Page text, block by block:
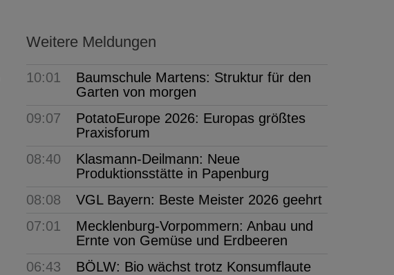
Weitere Meldungen
10:01
Baumschule Martens: Struktur für den
Garten von morgen
09:07
PotatoEurope 2026: Europas größtes
Praxisforum
08:40
Klasmann-Deilmann: Neue
Produktionsstätte in Papenburg
08:08
VGL Bayern: Beste Meister 2026 geehrt
07:01
Mecklenburg-Vorpommern: Anbau und
Ernte von Gemüse und Erdbeeren
06:43
BÖLW: Bio wächst trotz Konsumflaute